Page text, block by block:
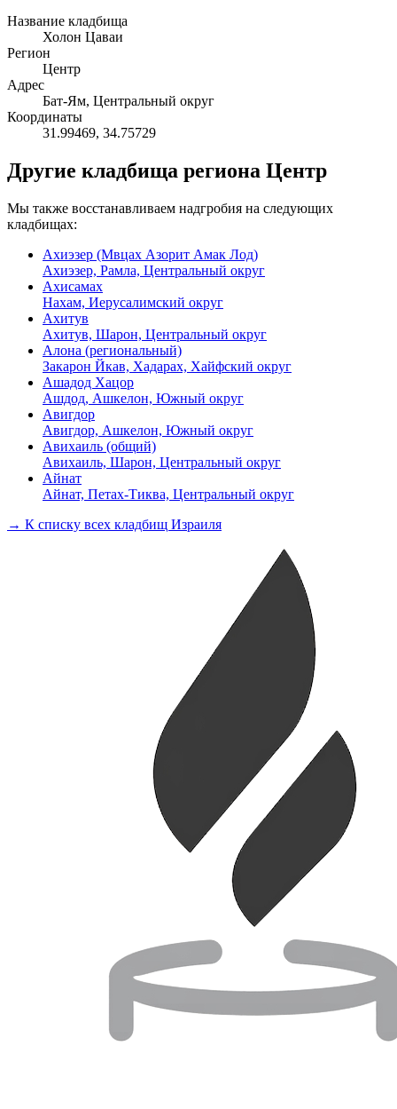
Название кладбища
Холон Цаваи
Регион
Центр
Адрес
Бат-Ям, Центральный округ
Координаты
31.99469, 34.75729
Другие кладбища региона Центр
Мы также восстанавливаем надгробия на следующих
кладбищах:
Ахиэзер (Мвцах Азорит Амак Лод)
Ахиэзер, Рамла, Центральный округ
Ахисамах
Нахам, Иерусалимский округ
Ахитув
Ахитув, Шарон, Центральный округ
Алона (региональный)
Закарон Йкав, Хадарах, Хайфский округ
Ашадод Хацор
Ашдод, Ашкелон, Южный округ
Авигдор
Авигдор, Ашкелон, Южный округ
Авихаиль (общий)
Авихаиль, Шарон, Центральный округ
Айнат
Айнат, Петах-Тиква, Центральный округ
→ К списку всех кладбищ Израиля